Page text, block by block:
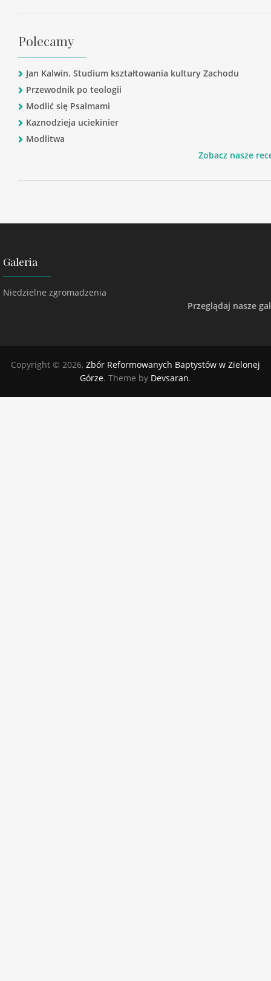
Polecamy
Jan Kalwin. Studium kształtowania kultury Zachodu
Przewodnik po teologii
Modlić się Psalmami
Kaznodzieja uciekinier
Modlitwa
Zobacz nasze
Galeria
Niedzielne zgromadzenia
Przeglądaj nasze
Copyright © 2026, Zbór Reformowanych Baptystów w Zielonej
Górze. Theme by Devsaran.